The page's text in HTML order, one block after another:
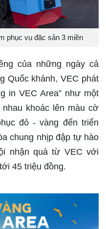
phục vụ đặc sản 3 miền
của những ngày cả
Quốc khánh, VEC phát
in VEC Area” như một
khoác lên màu cờ
đỏ - vàng đến triển
chung nhịp đập tự hào
nhận quà từ VEC với
45 triệu đồng.